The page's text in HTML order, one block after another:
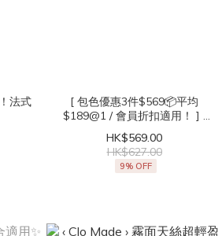
法式
[ 包色優惠3件$569📦平均
$189@1 / 會員折扣適用！ ] ‹
Clo Made › 直角肩get！法式
立領無袖Top
HK$569.00
HK$627.00
9% OFF